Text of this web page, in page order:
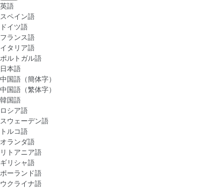
英語
スペイン語
ドイツ語
フランス語
イタリア語
ポルトガル語
日本語
中国語（簡体字）
中国語（繁体字）
韓国語
ロシア語
スウェーデン語
トルコ語
オランダ語
リトアニア語
ギリシャ語
ポーランド語
ウクライナ語